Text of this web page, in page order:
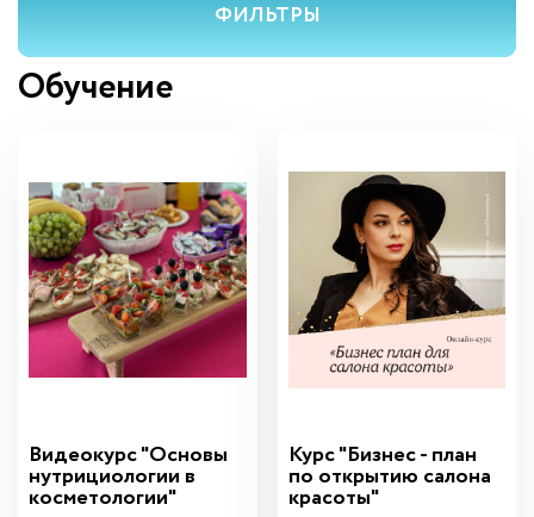
ФИЛЬТРЫ
Обучение
Видеокурс "Основы
нутрициологии в
косметологии"
Курс "Бизнес - план
по открытию салона
красоты"